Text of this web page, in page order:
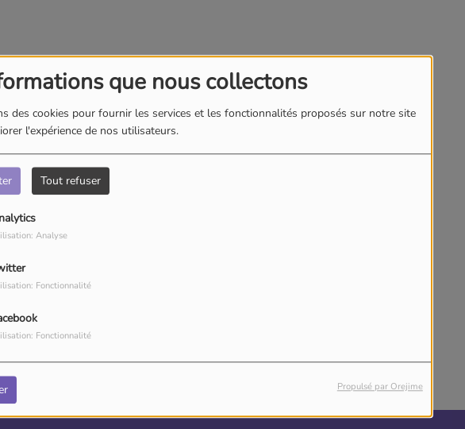
que nous collectons
des cookies pour fournir les services et les fonctionnalités proposés sur notre site
l'expérience de nos utilisateurs.
Tout refuser
Analyse
Fonctionnalité
Fonctionnalité
Propulsé par Orejime
vous avez rencontré une erreur.